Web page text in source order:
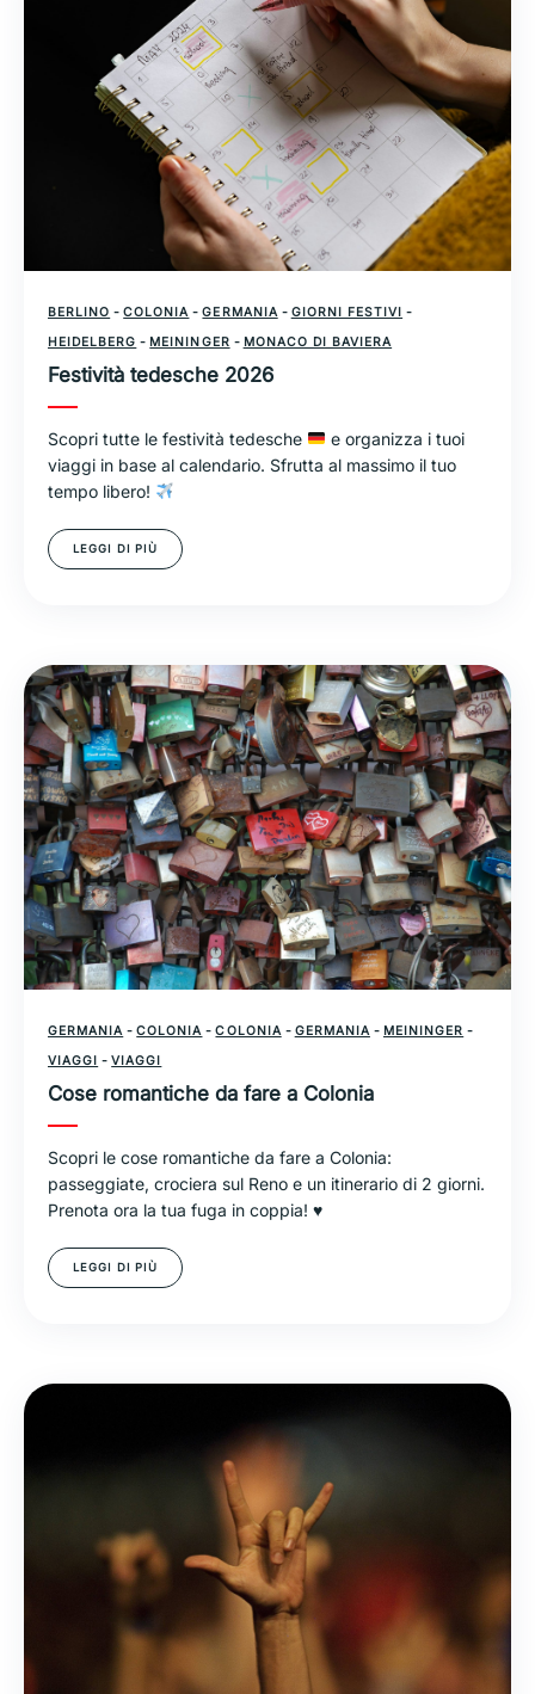
BERLINO -COLONIA -GERMANIA - GIORNI FESTIVI -
HEIDELBERG - MEININGER - MONACO DI BAVIERA
Festività tedesche 2026
Scopri tutte le festività tedesche
e organizza i tuoi
viaggi in base al calendario. Sfrutta al massimo il tuo
tempo libero!
LEGGI DI PIÙ
GERMANIA -COLONIA -COLONIA - GERMANIA - MEININGER -
VIAGGI -VIAGGI
Cose romantiche da fare a Colonia
Scopri le cose romantiche da fare a Colonia:
passeggiate, crociera sul Reno e un itinerario di 2 giorni.
Prenota ora la tua fuga in coppia! ♥
LEGGI DI PIÙ